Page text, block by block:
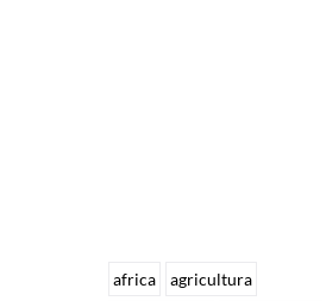
africa
agricultura